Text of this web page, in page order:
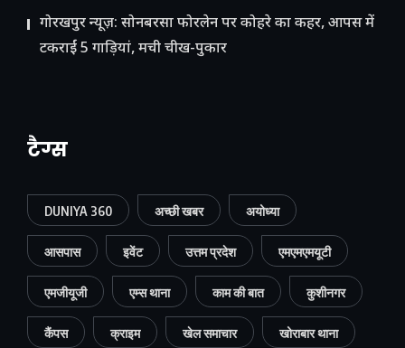
गोरखपुर न्यूज़: सोनबरसा फोरलेन पर कोहरे का कहर, आपस में
टकराईं 5 गाड़ियां, मची चीख-पुकार
टैग्स
DUNIYA 360 अच्छी खबर अयोध्या
आसपास इवेंट उत्तम प्रदेश एमएमएमयूटी
एमजीयूजी एम्स थाना काम की बात कुशीनगर
कैंपस क्राइम खेल समाचार खोराबार थाना